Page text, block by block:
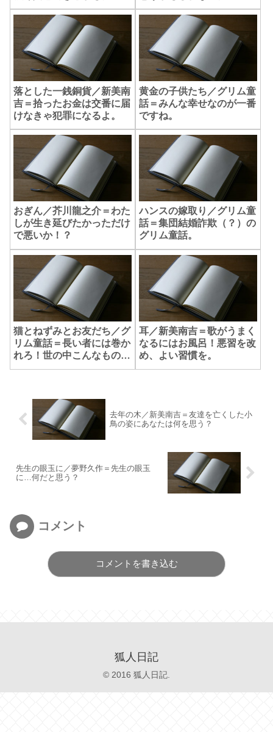
落とした一銭銅貨／新美南
吉＝拾ったお金は交番に届
けなきゃ犯罪になるよ。
黄金の子供たち／グリム童
話＝みんな幸せなのが一番
ですね。
おぎん／芥川龍之介＝わた
しが生き延びたかっただけ
で悪いか！？
ハンスの嫁取り／グリム童
話＝集団結婚詐欺（？）の
グリム童話。
猫とねずみとお友だち／グ
リム童話＝長い者には巻か
れろ！世の中こんなもので
すねって（汗）
耳／新美南吉＝歌がうまく
なるにはお風呂！悪習を改
め、よい習慣を。
去年の木／新美南吉＝友達を亡くした小
鳥の姿にあなたは何を思う？
先生の眼玉に／夢野久作＝先生の眼玉
に…何だと思う？
コメント
コメントを書き込む
狐人日記
© 2016 狐人日記.